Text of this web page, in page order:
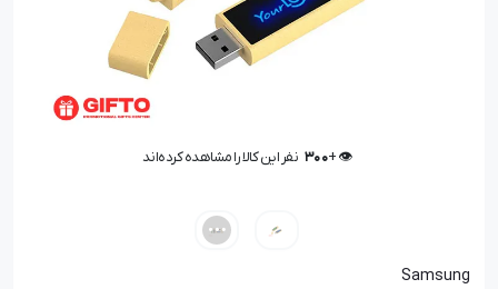
👁️ +
300 نفر این کالا را مشاهده کرده‌اند
Samsung